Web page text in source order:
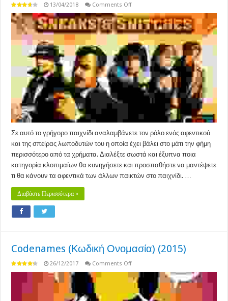
13/04/2018 Comments Offon
&
Snitches
(2010)
Σε αυτό το γρήγορο παιχνίδι αναλαμβάνετε τον ρόλο ενός αφεντικού
και της σπείρας λωποδυτών του η οποία έχει βάλει στο μάτι την φήμη
περισσότερο από τα χρήματα. Διαλέξτε σωστά και έξυπνα ποια
κατηγορία κλοπιμαίων θα κυνηγήσετε και προσπαθήστε να μαντέψετε
τι θα κάνουν τα αφεντικά των άλλων παικτών στο παιχνίδι. …
Διαβάστε Περισσότερα »
Codenames (Κωδική Ονομασία) (2015)
26/12/2017 Comments Offon
(Κωδική
Ονομασία)
(2015)